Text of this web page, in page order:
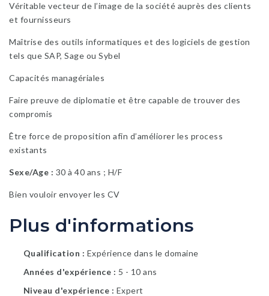
Véritable vecteur de l’image de la société auprès des clients
et fournisseurs
Maîtrise des outils informatiques et des logiciels de gestion
tels que SAP, Sage ou Sybel
Capacités managériales
Faire preuve de diplomatie et être capable de trouver des
compromis
Être force de proposition afin d’améliorer les process
existants
Sexe/Age : 30 à 40 ans ; H/F
Bien vouloir envoyer les CV
Plus d'informations
Qualification
Expérience dans le domaine
Années d'expérience
5 - 10 ans
Niveau d'expérience
Expert